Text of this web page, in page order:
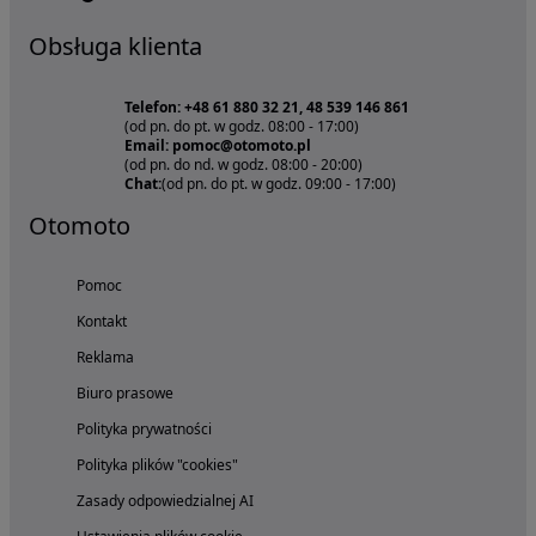
Obsługa klienta
Telefon: +48 61 880 32 21, 48 539 146 861
(od pn. do pt. w godz. 08:00 - 17:00)
Email: pomoc@otomoto.pl
(od pn. do nd. w godz. 08:00 - 20:00)
Chat:(od pn. do pt. w godz. 09:00 - 17:00)
Otomoto
Pomoc
Kontakt
Reklama
Biuro prasowe
Polityka prywatności
Polityka plików "cookies"
Zasady odpowiedzialnej AI